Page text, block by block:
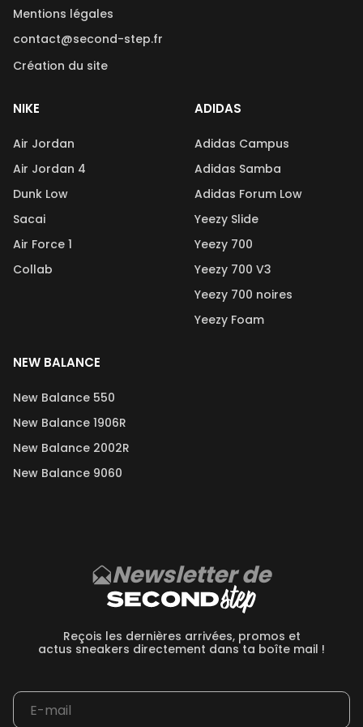
Mentions légales
contact@second-step.fr
Création du site
NIKE
Air Jordan
Air Jordan 4
Dunk Low
Sacai
Air Force 1
Collab
ADIDAS
Adidas Campus
Adidas Samba
Adidas Forum Low
Yeezy Slide
Yeezy 700
Yeezy 700 V3
Yeezy 700 noires
Yeezy Foam
NEW BALANCE
New Balance 550
New Balance 1906R
New Balance 2002R
New Balance 9060
Newsletter de
Reçois les dernières arrivées, promos et
actus sneakers directement dans ta boîte mail !